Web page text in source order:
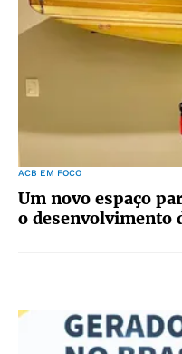
ACB EM FOCO
Um novo espaço
o desenvolvimento